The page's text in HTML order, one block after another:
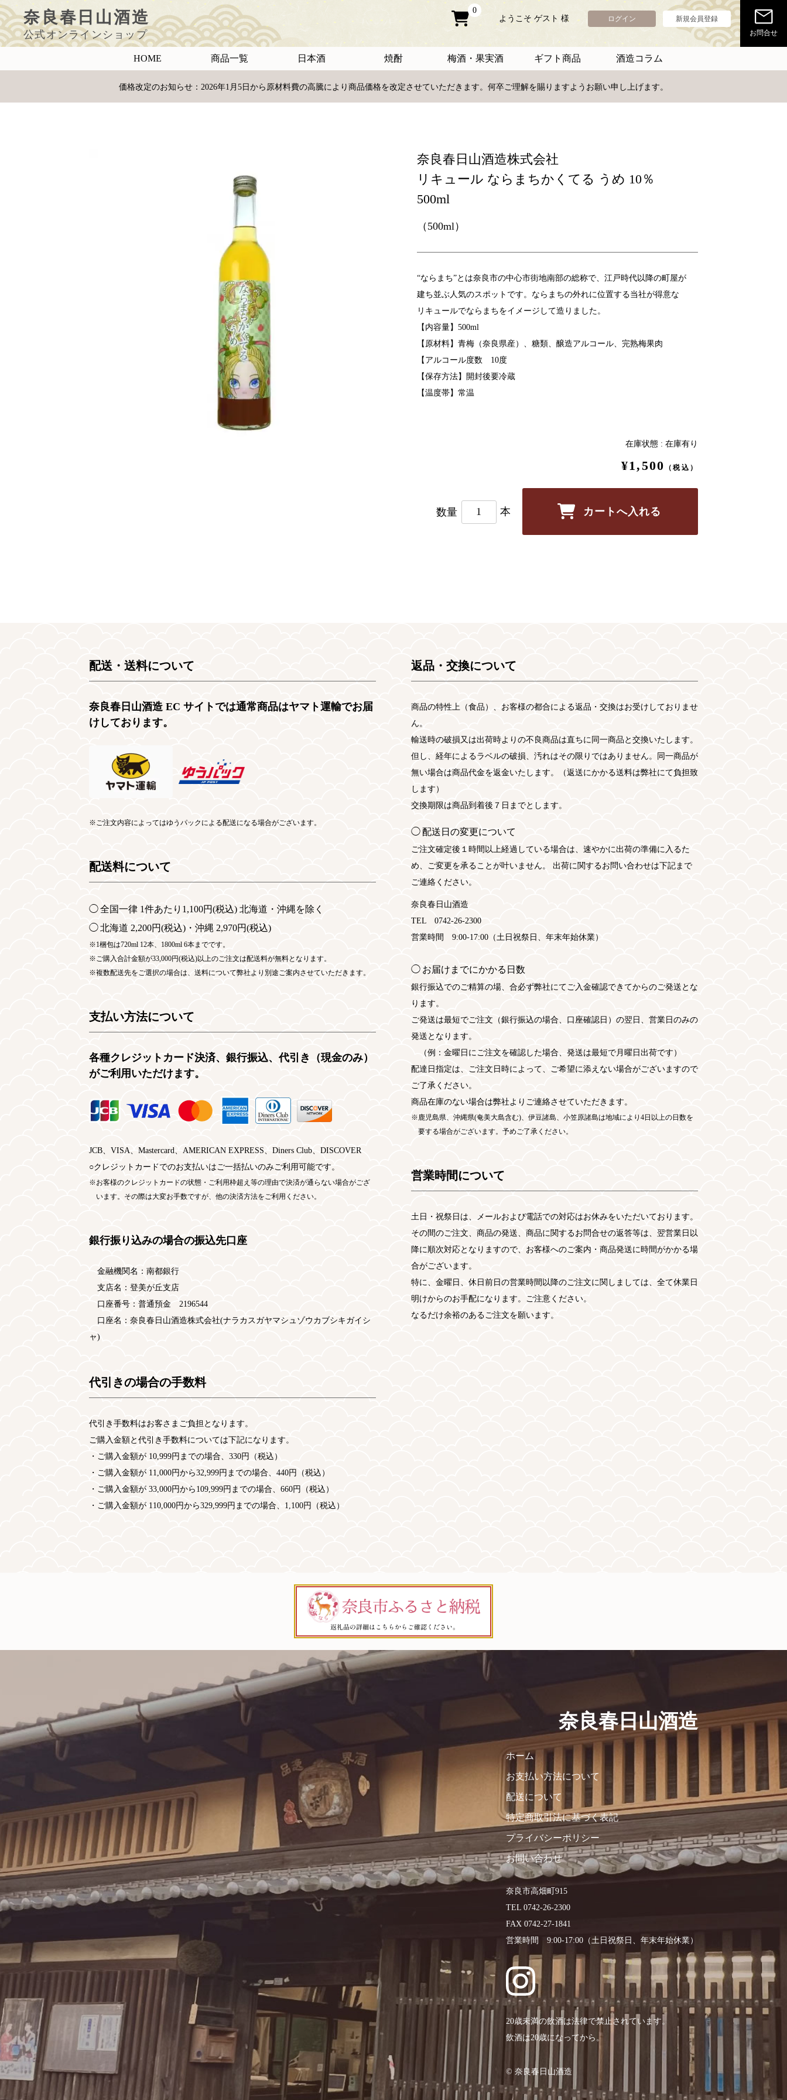
ー
ジ
の
先
頭
で
す
ナ
奈良春日山酒造
公式オンラインショップ
0
ようこそ ゲスト 様
ログイン
新規会員登録
お問合せ
HOME 商品一覧 日本酒 焼酎 梅酒・果実酒 ギフト商品 酒造コラム
価格改定のお知らせ：2026年1月5日から原材料費の高騰により商品価格を改定させていただきます。何卒ご理解を賜りますようお願い申し上げます。
奈良春日山酒造株式会社
リキュール ならまちかくてる うめ 10％
500ml
（500ml）
“ならまち”とは奈良市の中心市街地南部の総称で、江戸時代以降の町屋が
建ち並ぶ人気のスポットです。ならまちの外れに位置する当社が得意な
リキュールでならまちをイメージして造りました。
【内容量】500ml
【原材料】青梅（奈良県産）、糖類、醸造アルコール、完熟梅果肉
【アルコール度数 10度
【保存方法】開封後要冷蔵
【温度帯】常温
在庫状態 : 在庫有り
¥1,500 （税込）
数量 本
配送・送料について
奈良春日山酒造 EC サイトでは通常商品はヤマト運輸でお届
けしております。
ご注文内容によってはゆうパックによる配送になる場合がございます。
配送料について
全国一律 1件あたり1,100円(税込) 北海道・沖縄を除く
北海道 2,200円(税込) ・沖縄 2,970円(税込)
1梱包は720ml 12本、1800ml 6本までです。
ご購入合計金額が33,000円(税込)以上のご注文は配送料が無料となります。
複数配送先をご選択の場合は、送料について弊社より別途ご案内させていただきます。
支払い方法について
各種クレジットカード決済、銀行振込、代引き（現金のみ）
がご利用いただけます。
JCB、VISA、Mastercard、AMERICAN EXPRESS、Diners Club、DISCOVER
○クレジットカードでのお支払いはご一括払いのみご利用可能です。
お客様のクレジットカードの状態・ご利用枠超え等の理由で決済が通らない場合がござ
います。その際は大変お手数ですが、他の決済方法をご利用ください。
銀行振り込みの場合の振込先口座
金融機関名：南都銀行
支店名：登美が丘支店
口座番号：普通預金 2196544
口座名：奈良春日山酒造株式会社(ナラカスガヤマシュゾウカブシキガイシ
ャ)
代引きの場合の手数料
代引き手数料はお客さまご負担となります。
ご購入金額と代引き手数料については下記になります。
・ご購入金額が 10,999円までの場合、330円（税込）
・ご購入金額が 11,000円から32,999円までの場合、440円（税込）
・ご購入金額が 33,000円から109,999円までの場合、660円（税込）
・ご購入金額が 110,000円から329,999円までの場合、1,100円（税込）
返品・交換について
商品の特性上（食品）、お客様の都合による返品・交換はお受けしておりませ
ん。
輸送時の破損又は出荷時よりの不良商品は直ちに同一商品と交換いたします。
但し、経年によるラベルの破損、汚れはその限りではありません。同一商品が
無い場合は商品代金を返金いたします。（返送にかかる送料は弊社にて負担致
します）
交換期限は商品到着後７日までとします。
配送日の変更について
ご注文確定後１時間以上経過している場合は、速やかに出荷の準備に入るた
め、ご変更を承ることが叶いません。 出荷に関するお問い合わせは下記まで
ご連絡ください。
奈良春日山酒造
TEL 0742-26-2300
営業時間 9:00-17:00（土日祝祭日、年末年始休業）
お届けまでにかかる日数
銀行振込でのご精算の場、合必ず弊社にてご入金確認できてからのご発送とな
ります。
ご発送は最短でご注文（銀行振込の場合、口座確認日）の翌日、営業日のみの
発送となります。
（例：金曜日にご注文を確認した場合、発送は最短で月曜日出荷です）
配達日指定は、ご注文日時によって、ご希望に添えない場合がございますので
ご了承ください。
商品在庫のない場合は弊社よりご連絡させていただきます。
鹿児島県、沖縄県(奄美大島含む)、伊豆諸島、小笠原諸島は地域により4日以上の日数を
要する場合がございます。予めご了承ください。
営業時間について
土日・祝祭日は、メールおよび電話での対応はお休みをいただいております。
その間のご注文、商品の発送、商品に関するお問合せの返答等は、翌営業日以
降に順次対応となりますので、お客様へのご案内・商品発送に時間がかかる場
合がございます。
特に、金曜日、休日前日の営業時間以降のご注文に関しましては、全て休業日
明けからのお手配になります。ご注意ください。
なるだけ余裕のあるご注文を願います。
奈良春日山酒造
ホーム
お支払い方法について
配送について
特定商取引法に基づく表記
プライバシーポリシー
お問い合わせ
奈良市高畑町915
TEL 0742-26-2300
FAX 0742-27-1841
営業時間 9:00-17:00（土日祝祭日、年末年始休業）
20歳未満の飲酒は法律で禁止されています。
飲酒は20歳になってから。
©︎ 奈良春日山酒造